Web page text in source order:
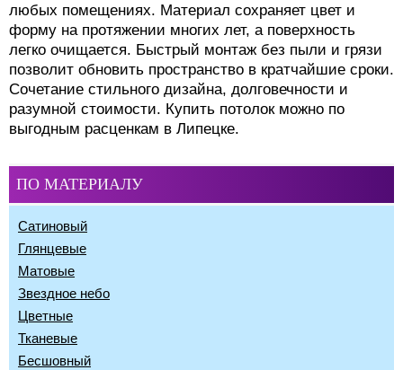
любых помещениях. Материал сохраняет цвет и
форму на протяжении многих лет, а поверхность
легко очищается. Быстрый монтаж без пыли и грязи
позволит обновить пространство в кратчайшие сроки.
Сочетание стильного дизайна, долговечности и
разумной стоимости. Купить потолок можно по
выгодным расценкам в Липецке.
ПО МАТЕРИАЛУ
Сатиновый
Глянцевые
Матовые
Звездное небо
Цветные
Тканевые
Бесшовный